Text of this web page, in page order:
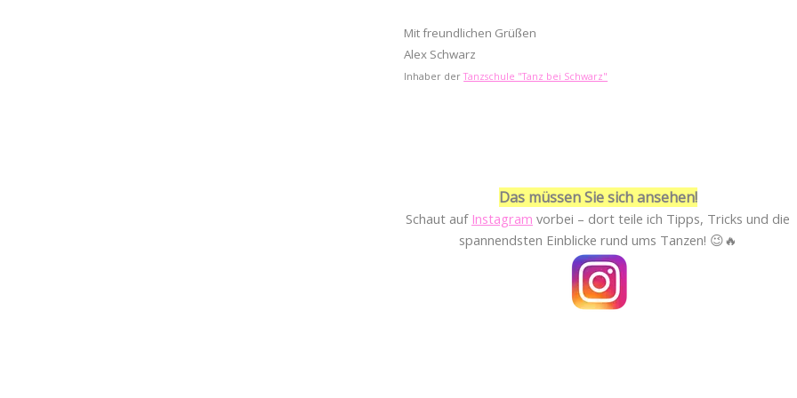
Mit freundlichen Grüßen
Alex Schwarz
Inhaber derTanzschule "Tanz bei Schwarz"
Das müssen Sie sich ansehen!
Schaut auf Instagram vorbei – dort teile ich Tipps, Tricks und die
spannendsten Einblicke rund ums Tanzen! 😉🔥